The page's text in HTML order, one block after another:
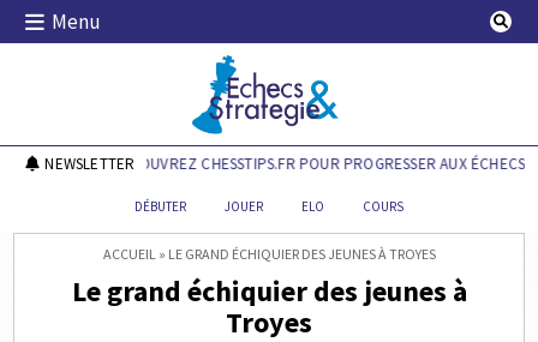
Skip
Menu
Echecs & Stratégie
NEWSLETTERDÉCOUVREZ CHESSTIPS.FR POUR PROGRESSER AUX ÉCHECS !
DÉBUTER JOUER ELO COURS
ACCUEIL» LE GRAND ÉCHIQUIER DES JEUNES À TROYES
Le grand échiquier des jeunes à
Troyes